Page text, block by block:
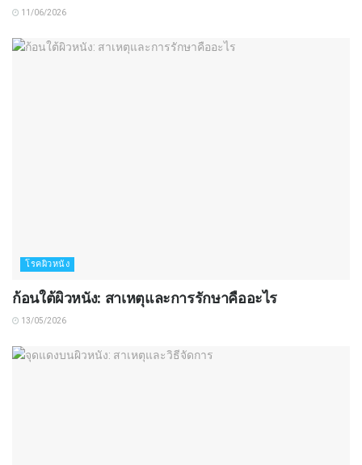
11/06/2026
โรคผิวหนัง
ก้อนใต้ผิวหนัง: สาเหตุและการรักษาคืออะไร
13/05/2026